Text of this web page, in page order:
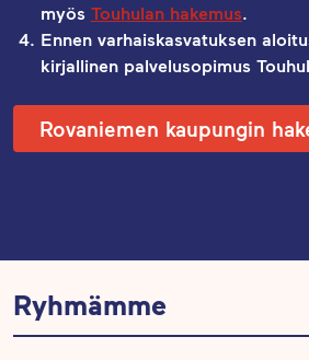
myös Touhulan hakemus.
Ennen varhaiskasvatuksen
kirjallinen palvelusopimus
Rovaniemen kaupungin
Ryhmämme